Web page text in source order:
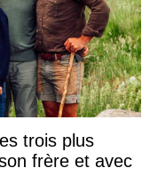
trois plus
frère et avec